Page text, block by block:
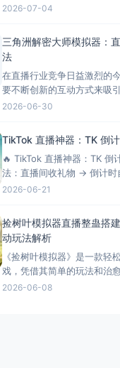
头"的组合方案。本文将手把
系统，配置建议：Intel i5以
2026-07-04
三角洲解密大师模拟器：
法
在直播行业竞争日益激烈的
要不断创新的互动方式来吸
播间氛围。三角洲解密大师
能够增加直播的趣味性，还
停留时间，提升直播间的活
么是三角洲解密大师模拟器
2026-06-30
TikTok 直播神器：TK 倒
🔥 TikTok 直播神器：TK
法：直播间收礼物 → 倒计时
刷得越猛，直播/挑战时间越
TikTok 直
2026-06-21
捡树叶模拟器直播整蛊搭
动玩法解析
《捡树叶模拟器》是一款轻
戏，凭借其简单的玩法和治
了直播整蛊玩法的新选择。
2026-06-08